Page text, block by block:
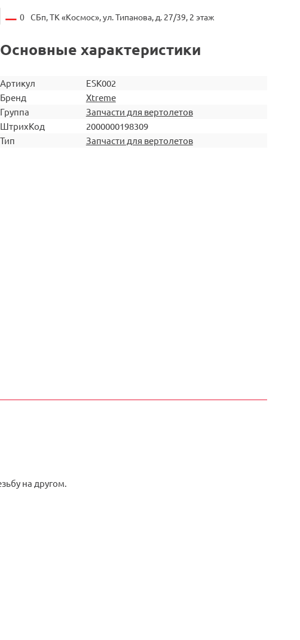
0 СБп, ТК «Космос», ул. Типанова, д. 27/39, 2 этаж
Основные характеристики
Артикул
ESK002
Бренд
Xtreme
Группа
Запчасти для вертолетов
ШтрихКод
2000000198309
Тип
Запчасти для вертолетов
на другом.